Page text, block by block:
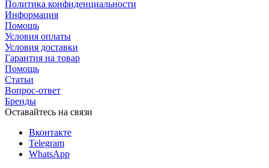
Политика конфиденциальности
Информация
Помощь
Условия оплаты
Условия доставки
Гарантия на товар
Помощь
Статьи
Вопрос-ответ
Бренды
Оставайтесь на связи
Вконтакте
Telegram
WhatsApp